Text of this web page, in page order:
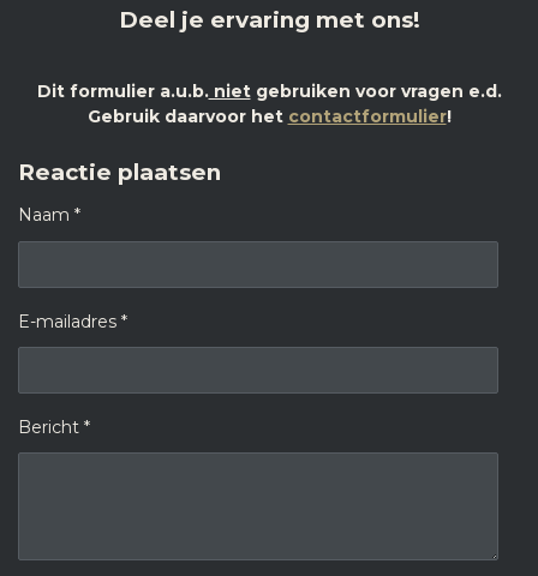
Deel je ervaring met ons!
Dit formulier a.u.b.nietgebruiken voor vragen e.d.
Gebruik daarvoor het contactformulier!
Reactie plaatsen
Naam *
E-mailadres *
Bericht *